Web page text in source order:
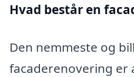
Hvad består en
Den nemmeste og
facaderenovering er